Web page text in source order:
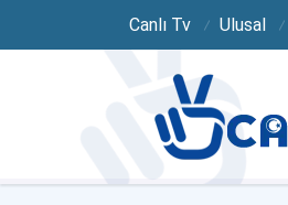
Canlı Tv Ulusal